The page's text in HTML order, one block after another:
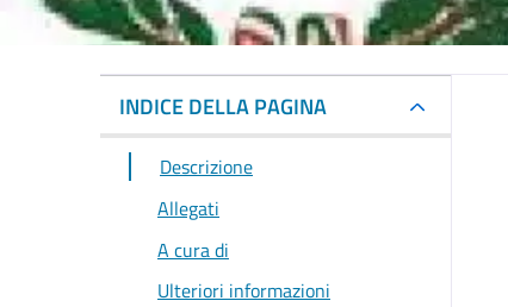
INDICE DELLA PAGINA
Descrizione
Allegati
A cura di
Ulteriori informazioni